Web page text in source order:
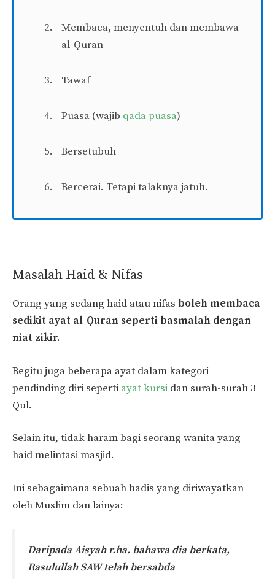
Membaca, menyentuh dan membawa
al-Quran
Tawaf
Puasa (wajib qada puasa)
Bersetubuh
Bercerai. Tetapi talaknya jatuh.
Masalah Haid & Nifas
Orang yang sedang haid atau nifas boleh membaca
sedikit ayat al-Quran seperti basmalah dengan
niat zikir.
Begitu juga beberapa ayat dalam kategori
pendinding diri seperti ayat kursi dan surah-surah 3
Qul.
Selain itu, tidak haram bagi seorang wanita yang
haid melintasi masjid.
Ini sebagaimana sebuah hadis yang diriwayatkan
oleh Muslim dan lainya:
Daripada Aisyah r.ha. bahawa dia berkata,
Rasulullah SAW telah bersabda